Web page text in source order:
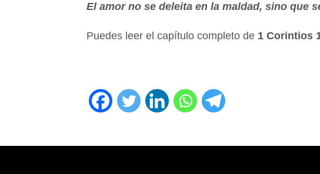
El amor no se deleita en la maldad, sino que
Puedes leer el capítulo completo de 1 Corintios